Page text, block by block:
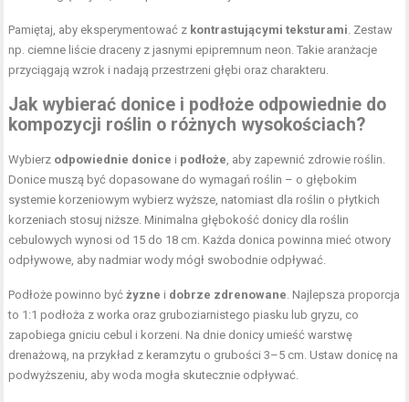
Pamiętaj, aby eksperymentować z kontrastującymi teksturami. Zestaw
np. ciemne liście draceny z jasnymi epipremnum neon. Takie aranżacje
przyciągają wzrok i nadają przestrzeni głębi oraz charakteru.
Jak wybierać donice i podłoże odpowiednie do
kompozycji roślin o różnych wysokościach?
Wybierz odpowiednie donice i podłoże, aby zapewnić zdrowie roślin.
Donice muszą być dopasowane do wymagań roślin – o głębokim
systemie korzeniowym wybierz wyższe, natomiast dla roślin o płytkich
korzeniach stosuj niższe. Minimalna głębokość donicy dla roślin
cebulowych wynosi od 15 do 18 cm. Każda donica powinna mieć otwory
odpływowe, aby nadmiar wody mógł swobodnie odpływać.
Podłoże powinno byćżyzne i dobrze zdrenowane. Najlepsza proporcja
to 1:1 podłoża z worka oraz gruboziarnistego piasku lub gryzu, co
zapobiega gniciu cebul i korzeni. Na dnie donicy umieść warstwę
drenażową, na przykład z keramzytu o grubości 3–5 cm. Ustaw donicę na
podwyższeniu, aby woda mogła skutecznie odpływać.